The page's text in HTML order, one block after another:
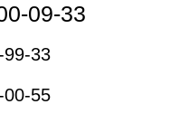
09-33
99-33
00-55